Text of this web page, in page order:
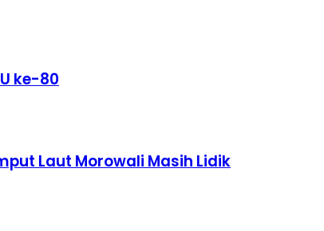
ke-80
Laut Morowali Masih Lidik